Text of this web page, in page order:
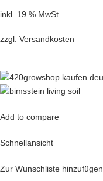
inkl. 19 % MwSt.
zzgl. Versandkosten
Add to compare
Schnellansicht
Zur Wunschliste hinzufügen